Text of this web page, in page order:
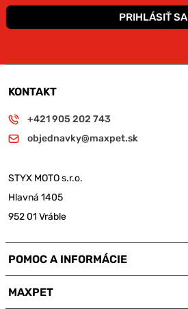
PRIHLÁSIŤ SA
KONTAKT
+421 905 202 743
objednavky@maxpet.sk
STYX MOTO s.r.o.
Hlavná 1405
952 01 Vráble
POMOC A INFORMÁCIE
MAXPET